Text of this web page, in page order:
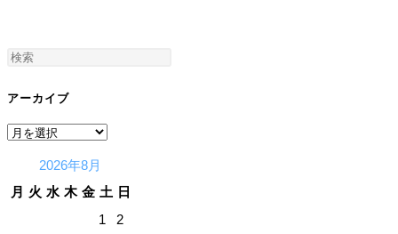
アーカイブ
ア
イ
2026年8月
月 火 水 木 金 土 日
1
2